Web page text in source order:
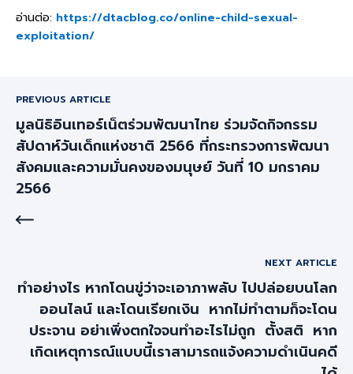
อ่านต่อ: https://dtacblog.co/online-child-sexual-
exploitation/
PREVIOUS ARTICLE
มูลนิธิอินเทอร์เน็ตร่วมพัฒนาไทย ร่วมจัดกิจกรรม
สัปดาห์วันเด็กแห่งชาติ 2566 ที่กระทรวงการพัฒนา
สังคมและความมั่นคงของมนุษย์ วันที่ 10 มกราคม
2566
NEXT ARTICLE
ทำอย่างไร หากโดนขู่ว่าจะเอาภาพลับ ไปปล่อยบนโลก
ออนไลน์ และโดนเรียกเงิน หากไม่ทำตามก็จะโดน
ประจาน อย่าเพิ่งตกใจจนทำอะไรไม่ถูก ตั้งสติ หาก
เกิดเหตุการณ์แบบนี้เราสามารถแจ้งความดำเนินคดี